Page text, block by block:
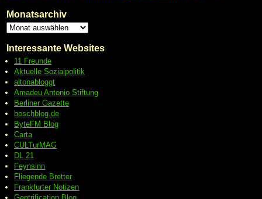
Monatsarchiv
Interessante Websites
11 Freunde
Aktuelle Sozialpolitik
altonabloggt
Amadeu Antonio Stiftung
Berliner Gazette
boschblog.de
ByteFM Blog
Carta
CULTurMAG
DL 21
Feynsinn
Fliegende Bretter
Frankfurter Notizen